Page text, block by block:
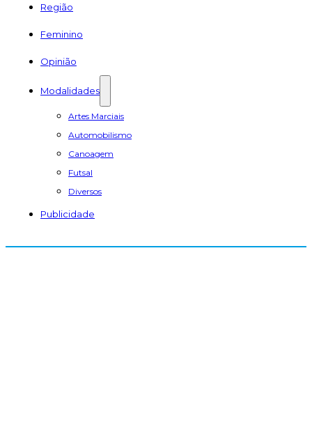
Região
Feminino
Opinião
Modalidades
Artes Marciais
Automobilismo
Canoagem
Futsal
Diversos
Publicidade